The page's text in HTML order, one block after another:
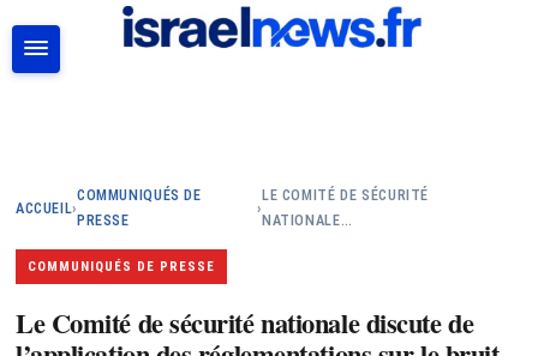
ACCUEIL›
COMMUNIQUÉS DE
PRESSE
›
LE COMITÉ DE SÉCURITÉ
NATIONALE…
COMMUNIQUÉS DE PRESSE
Le Comité de sécurité nationale discute de